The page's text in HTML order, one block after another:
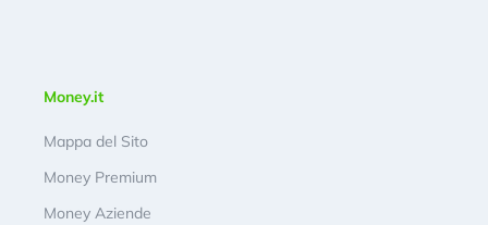
Money.it
Mappa del Sito
Money Premium
Money Aziende